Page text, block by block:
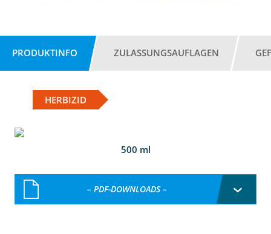
PRODUKTINFO ZULASSUNGSAUFLAGEN
HERBIZID
500 ml
– PDF-DOWNLOADS –